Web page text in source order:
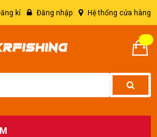
kí Đăng nhập Hệ thống cửa hàng